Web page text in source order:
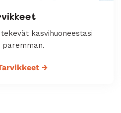
kasvihuoneestasi
paremman.
→